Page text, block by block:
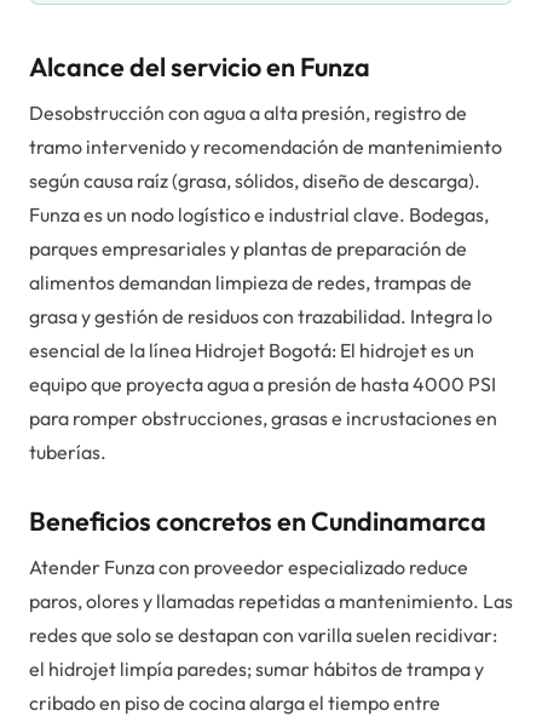
Alcance del servicio en Funza
Desobstrucción con agua a alta presión, registro de
tramo intervenido y recomendación de mantenimiento
según causa raíz (grasa, sólidos, diseño de descarga).
Funza es un nodo logístico e industrial clave. Bodegas,
parques empresariales y plantas de preparación de
alimentos demandan limpieza de redes, trampas de
grasa y gestión de residuos con trazabilidad. Integra lo
esencial de la línea Hidrojet Bogotá: El hidrojet es un
equipo que proyecta agua a presión de hasta 4000 PSI
para romper obstrucciones, grasas e incrustaciones en
tuberías.
Beneficios concretos en Cundinamarca
Atender Funza con proveedor especializado reduce
paros, olores y llamadas repetidas a mantenimiento. Las
redes que solo se destapan con varilla suelen recidivar:
el hidrojet limpía paredes; sumar hábitos de trampa y
cribado en piso de cocina alarga el tiempo entre